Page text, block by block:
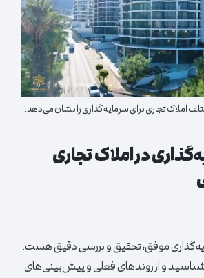
املاک تجاری برای سرمایه‌گذاری را نشان می‌دهد.
در املاک تجاری
موفق، تحقیق و بررسی دقیق هست.
بشناسید و از روندهای فعلی و پیش‌بینی‌های